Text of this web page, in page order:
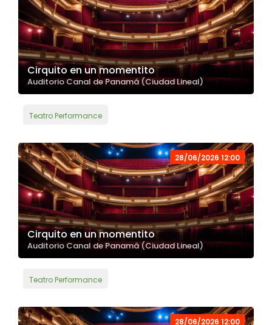
Cirquito en un momentito
Auditorio Canal de Panamá (Ciudad Lineal)
Teatro Performance
28/06/2026 12:00
Cirquito en un momentito
Auditorio Canal de Panamá (Ciudad Lineal)
Teatro Performance
28/06/2026 12:00